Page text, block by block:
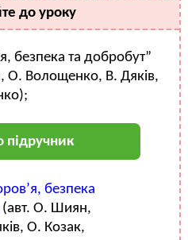
до уроку
безпека та добробут”
О. Волощенко, В. Дяків,
підручник
безпека
О. Шиян,
О. Козак,